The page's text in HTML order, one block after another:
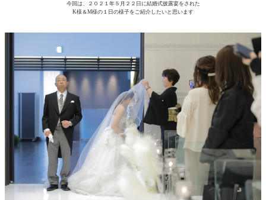
今回は、２０２１年５月２２日に結婚式披露宴をされた
K様＆M様の１日の様子をご紹介したいと思います